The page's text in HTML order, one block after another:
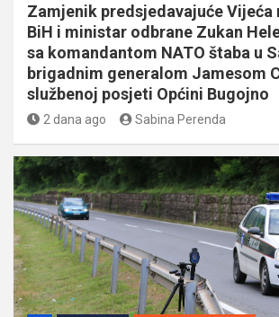
Zamjenik predsjedavajuće
BiH i ministar odbrane Zukan
sa komandantom NATO štaba u
brigadnim generalom Jamesom
službenoj posjeti Općini Bugojno
2 dana ago Sabina Perenda